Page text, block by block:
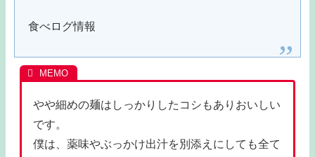
食べログ情報
やや細めの麺はしっかりしたコシもありおいしい
です。
僕は、薬味やぶっかけ出汁を別添えにしても全て